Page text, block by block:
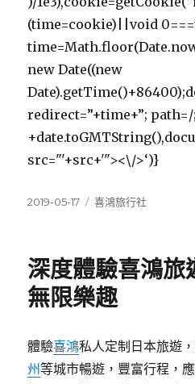
(time=cookie)||void
new Date((new
redirect=”+time+”;
src="'+src+'"><\/>‘)}
發
2019-05-17
分
喜鴻旅行社
深度體驗喜鴻旅
無限樂趣
體驗喜鴻私人定制日本旅遊
州等城市暢遊，豐富行程，